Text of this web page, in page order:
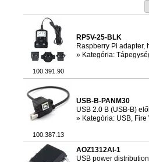
100.391.90
RP5V-25-BLK
Raspberry Pi adapter,
» Kategória:
100.387.13
USB-B-PANM30
USB 2.0 B (USB-B)
» Kategória: USB, Fire
AOZ1312AI-1
USB power